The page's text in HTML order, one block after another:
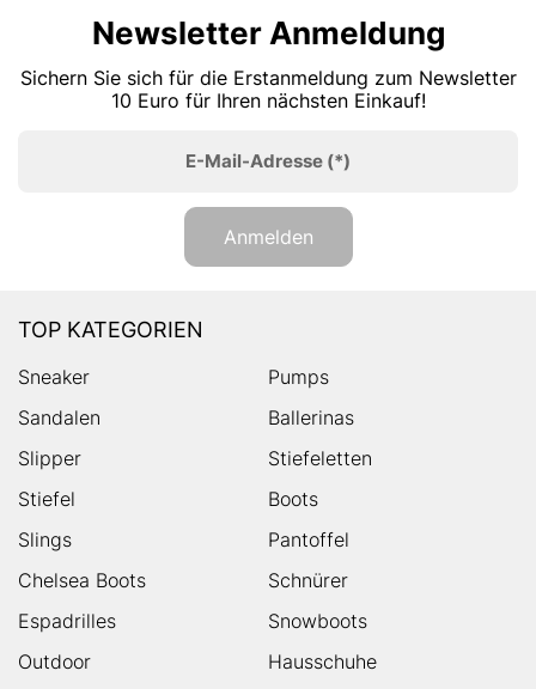
Newsletter Anmeldung
Sichern Sie sich für die Erstanmeldung zum Newsletter
10 Euro für Ihren nächsten Einkauf!
E-Mail-Adresse (*)
Anmelden
TOP KATEGORIEN
Sneaker
Pumps
Sandalen
Ballerinas
Slipper
Stiefeletten
Stiefel
Boots
Slings
Pantoffel
Chelsea Boots
Schnürer
Espadrilles
Snowboots
Outdoor
Hausschuhe